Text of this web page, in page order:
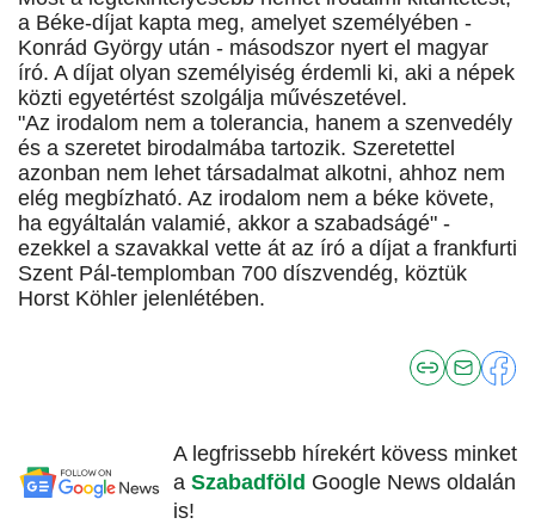
a Béke-díjat kapta meg, amelyet személyében -
Konrád György után - másodszor nyert el magyar
író. A díjat olyan személyiség érdemli ki, aki a népek
közti egyetértést szolgálja művészetével.
"Az irodalom nem a tolerancia, hanem a szenvedély
és a szeretet birodalmába tartozik. Szeretettel
azonban nem lehet társadalmat alkotni, ahhoz nem
elég megbízható. Az irodalom nem a béke követe,
ha egyáltalán valamié, akkor a szabadságé" -
ezekkel a szavakkal vette át az író a díjat a frankfurti
Szent Pál-templomban 700 díszvendég, köztük
Horst Köhler jelenlétében.
A legfrissebb hírekért kövess minket
a Szabadföld Google News oldalán
is!